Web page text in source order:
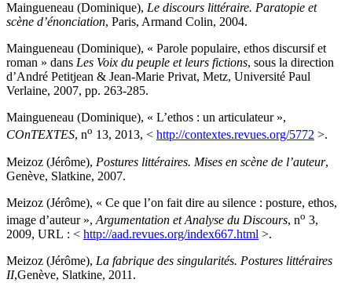
Maingueneau (Dominique), Le discours littéraire. Paratopie et
scène d’énonciation, Paris, Armand Colin, 2004.
Maingueneau (Dominique), « Parole populaire, ethos discursif et
roman » dans Les Voix du peuple et leurs fictions, sous la direction
d’André Petitjean & Jean-Marie Privat, Metz, Université Paul
Verlaine, 2007, pp. 263-285.
Maingueneau (Dominique), « L’ethos : un articulateur »,
COnTEXTES, no 13, 2013, < http://contextes.revues.org/5772 >.
Meizoz (Jérôme), Postures littéraires. Mises en scène de l’auteur,
Genève, Slatkine, 2007.
Meizoz (Jérôme), « Ce que l’on fait dire au silence : posture, ethos,
image d’auteur », Argumentation et Analyse du Discours, no 3,
2009, URL : < http://aad.revues.org/index667.html >.
Meizoz (Jérôme), La fabrique des singularités. Postures littéraires
II,Genève, Slatkine, 2011.